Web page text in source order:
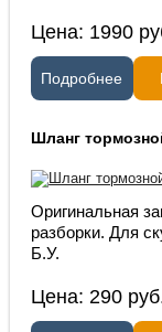
Цена: 1990
Подробнее
Шланг
Оригинальная
разборки. Для
Б.У.
Цена: 290